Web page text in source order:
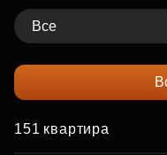
Все
151 квартира